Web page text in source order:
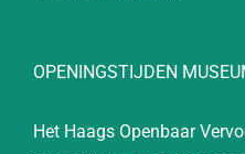
OPENINGSTIJDEN
Het Haags Openbaar